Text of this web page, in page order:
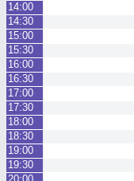
14:00
14:30
15:00
15:30
16:00
16:30
17:00
17:30
18:00
18:30
19:00
19:30